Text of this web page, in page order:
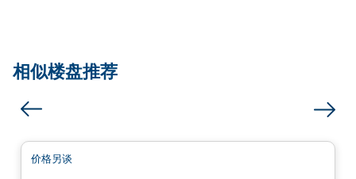
相似楼盘推荐
价格另谈